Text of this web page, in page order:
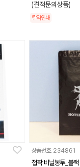
(견적문의상품)
칼라인쇄
상품번호 234861
접착 비닐봉투_블